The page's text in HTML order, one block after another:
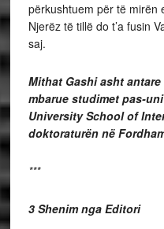
përkushtuem për të mirën
Njerëz të tillë do t’a fusin
saj.
Mithat Gashi asht
mbarue studimet pas-
University School of
doktoraturën në
***
3 Shenim nga Editori